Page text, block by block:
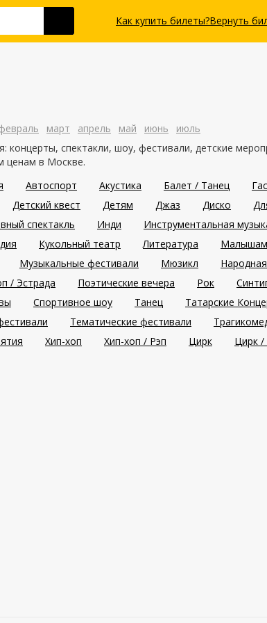
Как купить билеты?Вернуть
март апрель май июнь
июль
спектакли, шоу, фестивали, детские
ценам в Москве.
Автоспорт Акустика Балет / Танец
Детский квест Детям Джаз Диско
спектакль Инди Инструментальная
Кукольный театр Литература
Малышам
Музыкальные фестивали Мюзикл
/ Эстрада Поэтические вечера Рок
Спортивное шоу Танец
Татарские
Тематические фестивали
Хип-хоп Хип-хоп / Рэп Цирк
Цирк /